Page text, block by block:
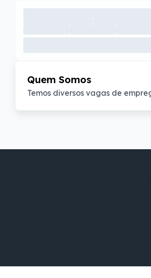
Quem Somos
Temos diversos vagas de